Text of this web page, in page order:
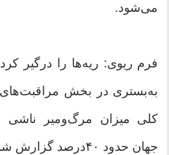
می‌شود.
فرم ریوی: ریه‌ها را درگیر
کلی میزان مرگ‌ومیر ناشی
جهان حدود ۴۰‌درصد گزارش شده است.